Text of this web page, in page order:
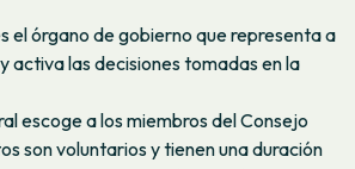
el órgano de gobierno que representa a
activa las decisiones tomadas en la
escoge a los miembros del Consejo
son voluntarios y tienen una duración